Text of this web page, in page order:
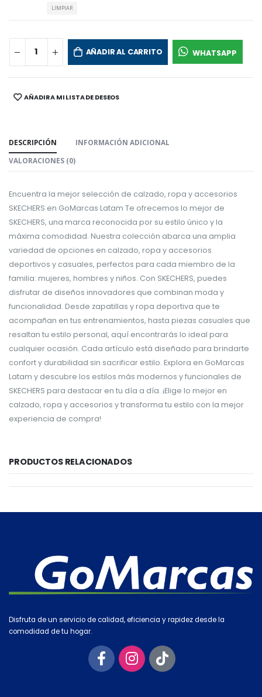
LIMPIAR
AÑADIR AL CARRITO WHATSAPP
SHARE:AÑADIR A MI LISTA DE DESEOS
DESCRIPCIÓN
INFORMACIÓN ADICIONAL
VALORACIONES (0)
Encuentra la mejor selección de calzado, ropa y accesorios
SKECHERS en GoMarcas Latam Te ofrecemos lo mejor de
SKECHERS, una marca reconocida por su estilo único y la
máxima comodidad. Nuestra colección abarca una amplia
variedad de opciones en calzado, ropa y accesorios
deportivos y casuales, perfectos para cada miembro de la
familia: mujeres, hombres y niños. Con SKECHERS, puedes
disfrutar de diseños innovadores que combinan moda y
funcionalidad. Desde zapatillas y ropa deportiva que te
acompañan en tus entrenamientos, hasta piezas casuales que
resaltan tu estilo personal, aquí encontrarás lo ideal para
cualquier ocasión. Cada artículo está diseñado para brindarte
confort y durabilidad sin sacrificar estilo. Explora en GoMarcas
Latam y descubre los estilos más modernos y funcionales de
SKECHERS para destacar en tu día a día. ¡Elige lo mejor en
calzado, ropa y accesorios y transforma tu estilo con la mejor
experiencia de compra!
PRODUCTOS RELACIONADOS
Disfruta de un servicio de calidad, eficiencia y rapidez desde la
comodidad de tu hogar.